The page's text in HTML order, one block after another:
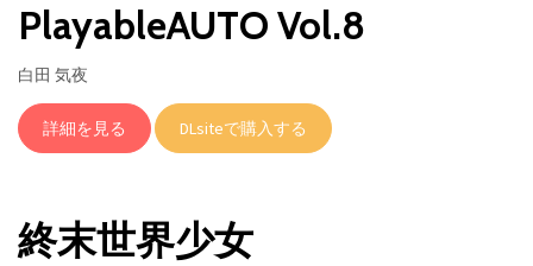
PlayableAUTO Vol.8
白田 気夜
詳細を見る DLsiteで購入する
終末世界少女